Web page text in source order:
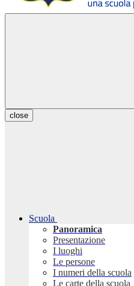
close
Scuola
Panoramica
Presentazione
I luoghi
Le persone
I numeri della scuola
Le carte della scuola